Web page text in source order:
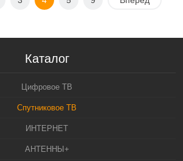
Каталог
Цифровое ТВ
Спутниковое ТВ
ИНТЕРНЕТ
АНТЕННЫ+